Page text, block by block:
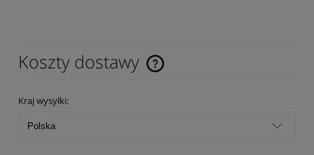
Koszty dostawy
Cena nie zawiera ewentualnych kosztów płatności
Kraj wysyłki: